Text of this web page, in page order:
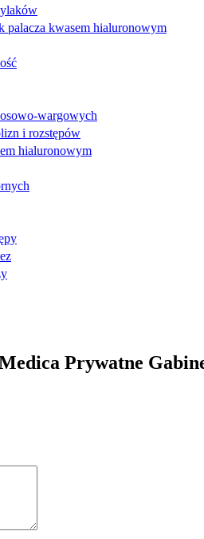
palacza kwasem hialuronowym
wargowych
i rozstępów
hialuronowym
Prywatne